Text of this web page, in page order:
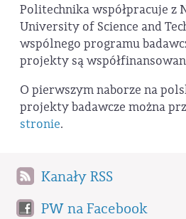
Politechnika współpracuje z
University of Science and
wspólnego programu
projekty są
O pierwszym naborze na
projekty badawcze można
stronie.
Kanały RSS
PW na Facebook